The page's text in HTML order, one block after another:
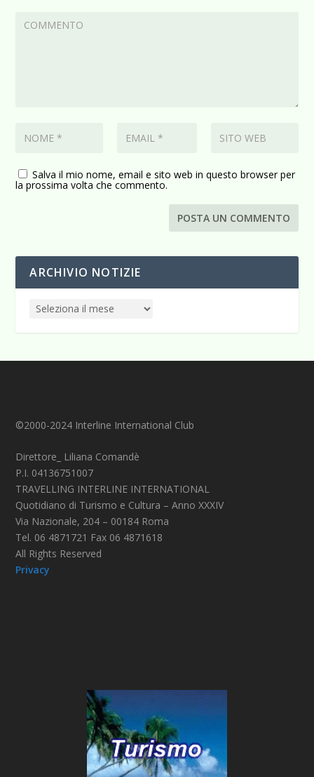
Salva il mio nome, email e sito web in questo browser per
la prossima volta che commento.
ARCHIVIO NOTIZIE
©2000-2024 Interline International Club
Direttore_ Liliana Comandè
P.I. 04136751007
TRAVELLING INTERLINE INTERNATIONAL
Quotidiano di Turismo e Cultura – Anno XXXIV
Via Nazionale, 204 – 00184 Roma
Tel. 06 4871721 Fax 06 4871618
All Rights Reserved
Privacy